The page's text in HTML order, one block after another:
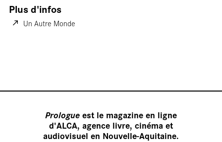
Plus d'infos
Un Autre Monde
Prologue est le magazine en ligne
d'ALCA, agence livre, cinéma et
audiovisuel en Nouvelle-Aquitaine.